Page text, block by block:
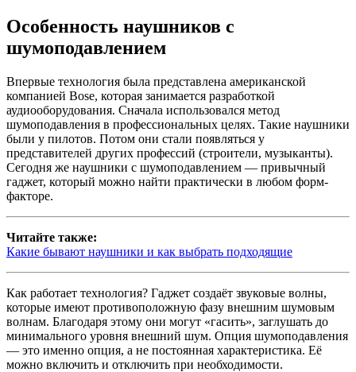
Особенность наушников с
шумоподавлением
Впервые технология была представлена американской
компанией Bose, которая занимается разработкой
аудиооборудования. Сначала использовался метод
шумоподавления в профессиональных целях. Такие наушники
были у пилотов. Потом они стали появляться у
представителей других профессий (строители, музыканты).
Сегодня же наушники с шумоподавлением — привычный
гаджет, который можно найти практически в любом форм-
факторе.
Читайте также:
Какие бывают наушники и как выбрать подходящие
Как работает технология? Гаджет создаёт звуковые волны,
которые имеют противоположную фазу внешним шумовым
волнам. Благодаря этому они могут «гасить», заглушать до
минимального уровня внешний шум. Опция шумоподавления
— это именно опция, а не постоянная характеристика. Её
можно включить и отключить при необходимости.